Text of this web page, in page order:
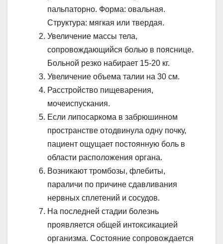
пальпаторно. Форма: овальная.
Структура: мягкая или твердая.
Увеличение массы тела,
сопровождающийся болью в пояснице.
Больной резко набирает 15-20 кг.
Увеличение объема талии на 30 см.
Расстройство пищеварения,
мочеиспускания.
Если липосаркома в забрюшинном
пространстве отодвинула одну почку,
пациент ощущает постоянную боль в
области расположения органа.
Возникают тромбозы, флебиты,
параличи по причине сдавливания
нервных сплетений и сосудов.
На последней стадии болезнь
проявляется общей интоксикацией
организма. Состояние сопровождается